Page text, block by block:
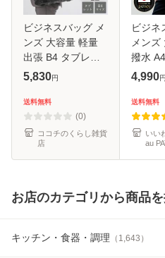
ビジネスバッグ メ
ンズ 大容量 軽量
出張 B4 タブレッ
ト ショルダー
ス 仕事 旅行 撥水
PVC マグナム PVC
コートシリーズ
5,830円
送料無料
(0)
ココチのくらし雑貨
店
ビジネ
メンズ
撥水
トバッ
ビジネ
勤バッ
ッグ レ
4,990円
送料無料
いい
au
お店のカテゴリから商品
キッチン・食器・調理 （ 1,643 ）